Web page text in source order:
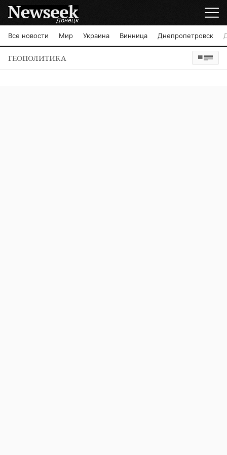
Донецк
Все новости Мир Украина Винница Днепропетровск
ГЕОПОЛИТИКА